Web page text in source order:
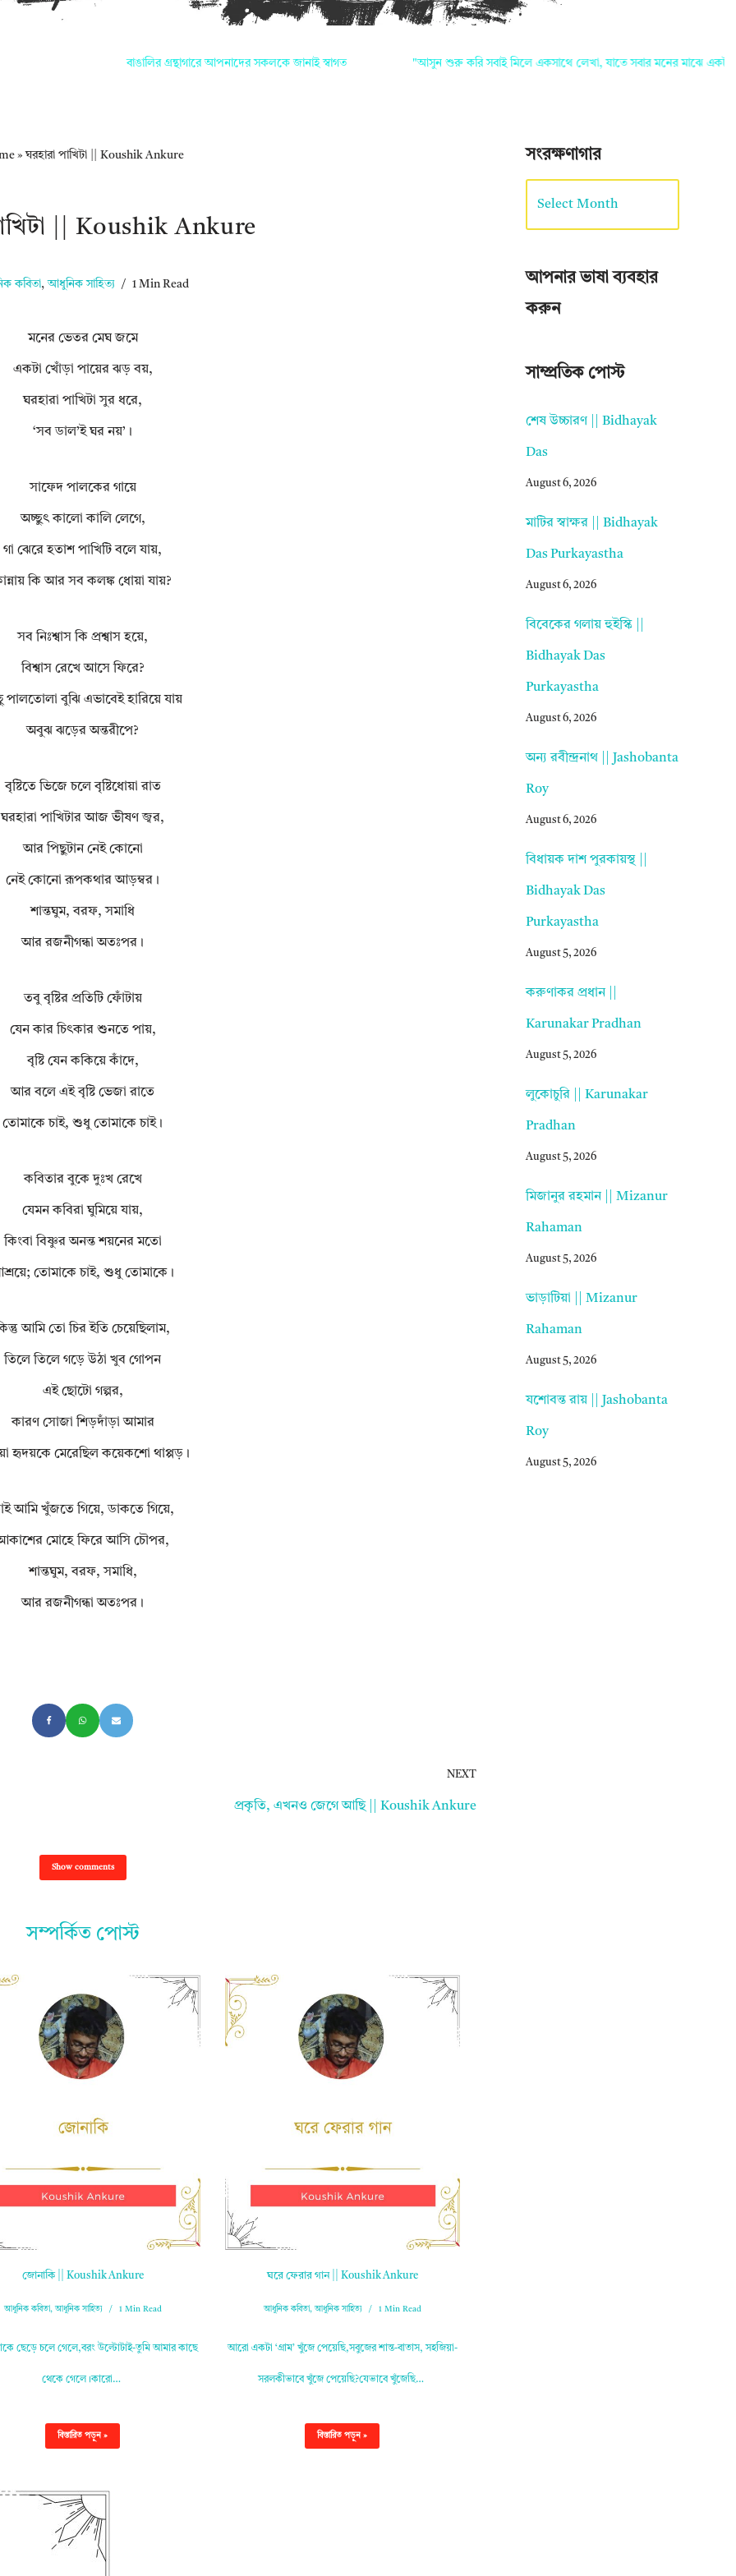
বাঙালির গ্রন্থাগারে আপনাদের সকলকে জানাই স্বাগত "আসুন শুরু করি সবাই মিলে একসাথে লেখা, যাতে সবার মনের মাঝে একটা নতুন দাগ
»ঘরহারা পাখিটা || Koushik Ankure
|| Koushik Ankure
কবিতা,আধুনিক সাহিত্য 1 Min Read
মনের ভেতর মেঘ জমে
একটা খোঁড়া পায়ের ঝড় বয়,
ঘরহারা পাখিটা সুর ধরে,
‘সব ডাল’ই ঘর নয়’।
সাফেদ পালকের গায়ে
অচ্ছুৎ কালো কালি লেগে,
গা ঝেরে হতাশ পাখিটি বলে যায়,
কি আর সব কলঙ্ক ধোয়া যায়?
সব নিঃশ্বাস কি প্রশ্বাস হয়ে,
বিশ্বাস রেখে আসে ফিরে?
পালতোলা বুঝি এভাবেই হারিয়ে যায়
অবুঝ ঝড়ের অন্তরীপে?
বৃষ্টিতে ভিজে চলে বৃষ্টিধোয়া রাত
ঘরহারা পাখিটার আজ ভীষণ জ্বর,
আর পিছুটান নেই কোনো
নেই কোনো রূপকথার আড়ম্বর।
শান্তঘুম, বরফ, সমাধি
আর রজনীগন্ধা অতঃপর।
তবু বৃষ্টির প্রতিটি ফোঁটায়
যেন কার চিৎকার শুনতে পায়,
বৃষ্টি যেন ককিয়ে কাঁদে,
আর বলে এই বৃষ্টি ভেজা রাতে
তোমাকে চাই, শুধু তোমাকে চাই।
কবিতার বুকে দুঃখ রেখে
যেমন কবিরা ঘুমিয়ে যায়,
কিংবা বিষ্ণুর অনন্ত শয়নের মতো
তোমাকে চাই, শুধু তোমাকে।
আমি তো চির ইতি চেয়েছিলাম,
তিলে তিলে গড়ে উঠা খুব গোপন
এই ছোটো গল্পর,
কারণ সোজা শিড়দাঁড়া আমার
হৃদয়কে মেরেছিল কয়েকশো থাপ্পড়।
আমি খুঁজতে গিয়ে, ডাকতে গিয়ে,
মোহে ফিরে আসি চৌপর,
শান্তঘুম, বরফ, সমাধি,
আর রজনীগন্ধা অতঃপর।
NEXT
প্রকৃতি, এখনও জেগে আছি || Koushik Ankure
Show comments
সম্পর্কিত পোস্ট
জোনাকি || Koushik Ankure
আধুনিক কবিতা,আধুনিক সাহিত্য 1 Min Read
ছেড়ে চলে গেলে,বরং উল্টোটাই-তুমি আমার কাছে
থেকে গেলে।কারো…
বিস্তারিত পড়ুন »
ঘরে ফেরার গান || Koushik Ankure
আধুনিক কবিতা,আধুনিক সাহিত্য 1 Min Read
আরো একটা ‘গ্ৰাম’ খুঁজে পেয়েছি,সবুজের শান্ত-বাতাস, সহজিয়া-
সরলকীভাবে খুঁজে পেয়েছি?যেভাবে খুঁজেছি…
বিস্তারিত পড়ুন »
সংরক্ষণাগার
আপনার ভাষা ব্যবহার
করুন
সাম্প্রতিক পোস্ট
শেষ উচ্চারণ || Bidhayak
Das
August 6, 2026
মাটির স্বাক্ষর || Bidhayak
Das Purkayastha
August 6, 2026
বিবেকের গলায় হুইস্কি ||
Bidhayak Das
Purkayastha
August 6, 2026
অন্য রবীন্দ্রনাথ || Jashobanta
Roy
August 6, 2026
বিধায়ক দাশ পুরকায়স্থ ||
Bidhayak Das
Purkayastha
August 5, 2026
করুণাকর প্রধান ||
Karunakar Pradhan
August 5, 2026
লুকোচুরি || Karunakar
Pradhan
August 5, 2026
মিজানুর রহমান || Mizanur
Rahaman
August 5, 2026
ভাড়াটিয়া || Mizanur
Rahaman
August 5, 2026
যশোবন্ত রায় || Jashobanta
Roy
August 5, 2026